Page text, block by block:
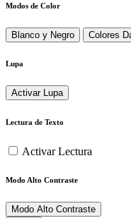
Modos de Color
Blanco y Negro
Lupa
Activar Lupa
Lectura de Texto
Activar Lectura
Modo Alto Contraste
Modo Alto Contraste